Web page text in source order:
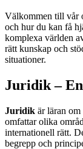
Välkommen till vår
och hur du kan få
komplexa världen
rätt kunskap och
situationer.
Juridik –
Juridik är läran
omfattar olika
internationell rätt.
begrepp och